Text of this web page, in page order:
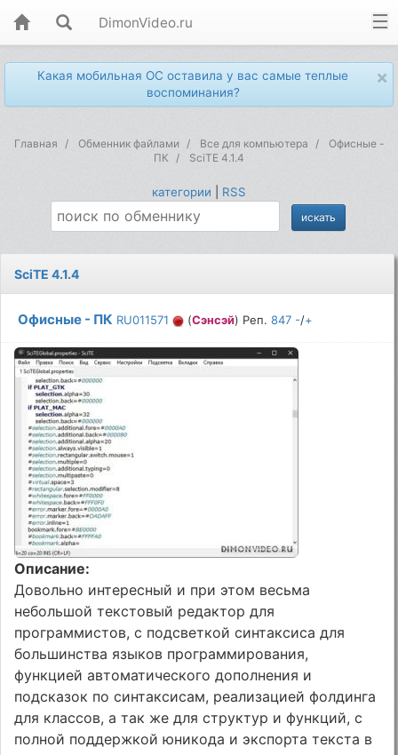
DimonVideo.ru
×
Какая мобильная ОС оставила у вас самые теплые
воспоминания?
Главная Обменник файлами Все для компьютера
Офисные -
ПК
SciTE 4.1.4
категории RSS
SciTE 4.1.4
Офисные - ПК RU011571 (Сэнсэй) Реп.847 -/+
Описание:
Довольно интересный и при этом весьма
небольшой текстовый редактор для
программистов, с подсветкой синтаксиса для
большинства языков программирования,
функцией автоматического дополнения и
подсказок по синтаксисам, реализацией фолдинга
для классов, а так же для структур и функций, с
полной поддержкой юникода и экспорта текста в